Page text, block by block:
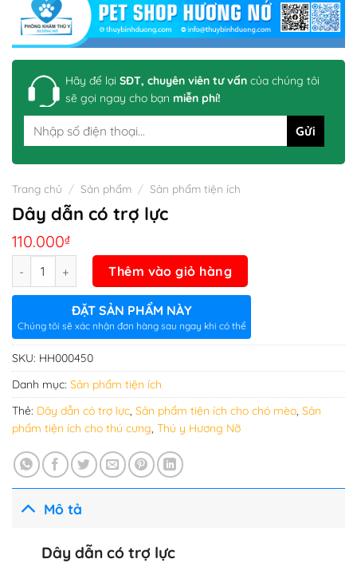
Hãy để lại SĐT, chuyên viên tư vấn của chúng tôi
sẽ gọi ngay cho bạn miễn phí!
Trang chủ / Sản phẩm / Sản phẩm tiện ích
Dây dẫn có trợ lực
110.000₫
Thêm vào giỏ hàng
ĐẶT SẢN PHẨM NÀY
Chúng tôi sẽ xác nhận đơn hàng sau ngay khi có thể
SKU: HH000450
Danh mục: Sản phẩm tiện ích
Thẻ: Dây dẫn có trợ lực, Sản phẩm tiện ích cho chó mèo, Sản
phẩm tiện ích cho thú cưng, Thú y Hương Nỡ
Mô tả
Dây dẫn có trợ lực